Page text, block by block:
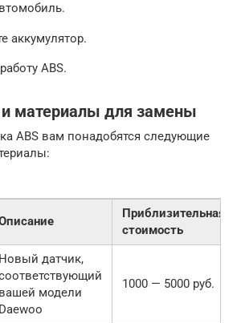
аккумулятор.
ABS.
материалы для замены
ABS вам понадобятся следующие
Приблизительная
стоимость
Новый датчик,
вашей модели
Daewoo
1000 — 5000 руб.